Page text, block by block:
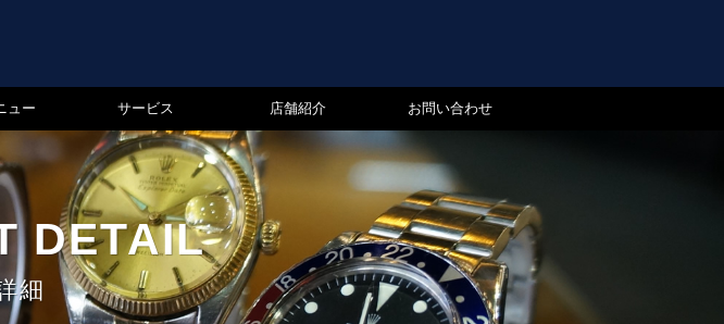
ュー サービス 店舗紹介 お問い合わせ
DETAIL
細